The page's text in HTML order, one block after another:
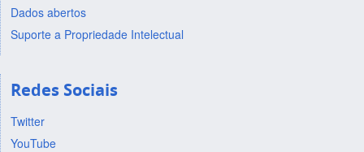
Dados abertos
Suporte a Propriedade Intelectual
Redes Sociais
Twitter
YouTube